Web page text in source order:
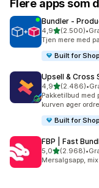
Flere apps som
Bundler ‑
4,9ud af 5
(2.500)
2500 •
Tjen mere med
Built for
Upsell & Cross
4,9ud af 5
(2.486)
2486 •
Pakketilbud med
kurven øger
Built for
FBP | Fast
5,0ud af 5
(2.968)
2968 •
Mersalgsapp,